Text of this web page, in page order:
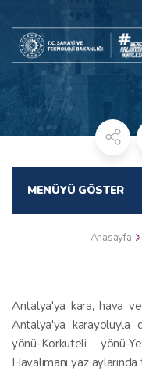
MENÜYÜ GÖSTER
Anasayfa
Antalya'ya kara, hava
Antalya'ya karayoluyla
yönü-Korkuteli yönü-
Havalimanı yaz